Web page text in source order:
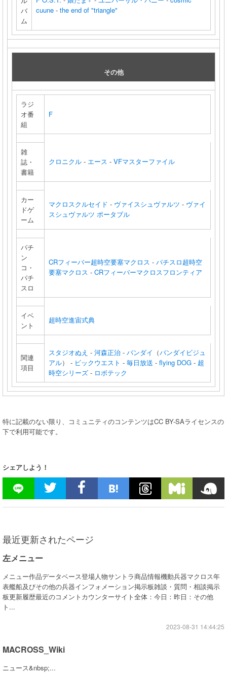
バ
ム
cuune - the end of "triangle"
その他
ラジ
オ番
組
F
雑
誌・
書籍
クロニクル - エース - VFマスターファイル
カー
ドゲ
ーム
マクロスクルセイド - ヴァイスシュヴァルツ - ヴァイ
スシュヴァルツ ポータブル
パチ
ン
コ・
パチ
スロ
CRフィーバー超時空要塞マクロス - パチスロ超時空
要塞マクロス - CRフィーバーマクロスフロンティア
イベ
ント
超時空進宙式典
関連
項目
スタジオぬえ - 河森正治 - バンダイ （バンダイビジュ
アル） - ビックウエスト - 毎日放送 - flying DOG - 超
時空シリーズ - ロボテック
特に記載のない限り、コミュニティのコンテンツはCC BY-SAライセンスの
下で利用可能です。
シェアしよう！
最近更新されたページ
左メニュー
メニュー作品データベース登場人物サントラ商品情報機動兵器マクロス年
表艦船及びその他の兵器インフォメーション掲示板雑談・質問・相談掲示
板更新履歴最近のコメントカウンターサイト全体：今日：昨日：その他
ト...
2023-08-31 14:44:25
MACROSS_Wiki
ニュース&nbsp;...